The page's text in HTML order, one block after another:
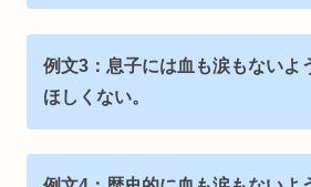
例文3：息子には血も涙もないよ
ほしくない。